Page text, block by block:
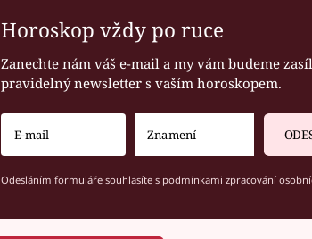
Horoskop vždy po ruce
Zanechte nám váš e-mail a my vám budeme
pravidelný newsletter s vaším horoskopem.
Odesláním formuláře souhlasíte s podmínkami zpracování